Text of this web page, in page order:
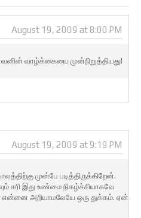
August 19, 2009 at 8:00 PM
வாழ்க்கையை முன்நிறுத்தியது!
August 19, 2009 at 9:19 PM
முன்பே படித்திருக்கிறேன்.
சரி இது உண்மை நிகழ்ச்சியாகவே
என்னை அறியாமலேயே ஒரு துக்கம். ஏன்